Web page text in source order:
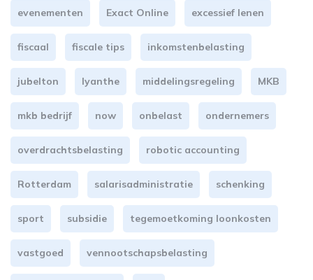
evenementen Exact Online excessief lenen
fiscaal fiscale tips inkomstenbelasting
jubelton lyanthe middelingsregeling MKB
mkb bedrijf now onbelast ondernemers
overdrachtsbelasting robotic accounting
Rotterdam salarisadministratie schenking
sport subsidie tegemoetkoming loonkosten
vastgoed vennootschapsbelasting